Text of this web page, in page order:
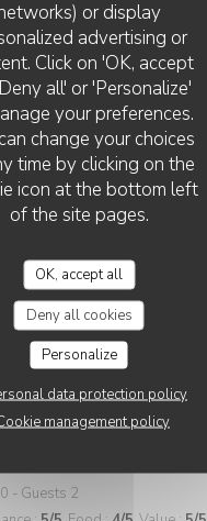
or display
advertising or
Click on 'OK, accept
all' or 'Personalize'
your preferences.
change your choices
time by clicking on the
icon at the bottom left
of the site pages.
OK, accept all
Deny all cookies
Personalize
data protection policy
management policy
- Guests 2
:5/5 Food :5/5 Value: 4
original. Je recommande !
:4/5 Food:5/5
- Guests 2
:4/5 Food:4/5 Value:4
- Guests 2